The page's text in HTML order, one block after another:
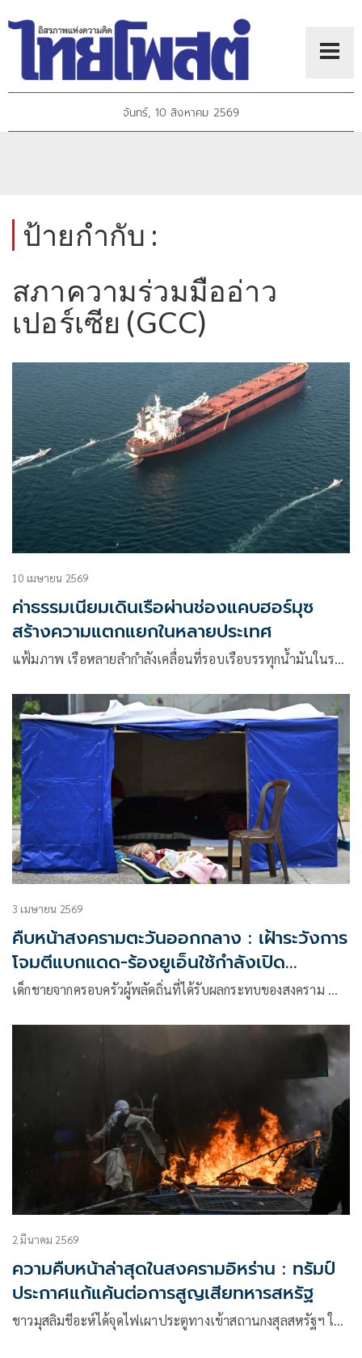
จันทร์, 10 สิงหาคม 2569
ป้ายกำกับ :
สภาความร่วมมืออ่าว
เปอร์เซีย (GCC)
10 เมษายน 2569
ค่าธรรมเนียมเดินเรือผ่านช่องแคบฮอร์มุซ
สร้างความแตกแยกในหลายประเทศ
แฟ้มภาพ เรือหลายลำกำลังเคลื่อนที่รอบเรือบรรทุกน้ำมันในร…
3 เมษายน 2569
คืบหน้าสงครามตะวันออกกลาง : เฝ้าระวังการ
โจมตีแบกแดด-ร้องยูเอ็นใช้กำลังเปิด
ช่องแคบ
เด็กชายจากครอบครัวผู้พลัดถิ่นที่ได้รับผลกระทบของสงคราม …
2 มีนาคม 2569
ความคืบหน้าล่าสุดในสงครามอิหร่าน : ทรัมป์
ประกาศแก้แค้นต่อการสูญเสียทหารสหรัฐ
ชาวมุสลิมชีอะห์ได้จุดไฟเผาประตูทางเข้าสถานกงสุลสหรัฐฯ ใ…